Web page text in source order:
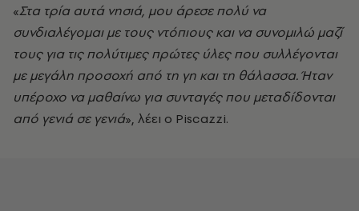
«Στα τρία αυτά νησιά, μου άρεσε πολύ να
συνδιαλέγομαι με τους ντόπιους και να συνομιλώ μαζί
τους για τις πολύτιμες πρώτες ύλες που συλλέγονται
με μεγάλη προσοχή από τη γη και τη θάλασσα. Ήταν
υπέροχο να μαθαίνω για συνταγές που μεταδίδονται
από γενιά σε γενιά», λέει ο Piscazzi.